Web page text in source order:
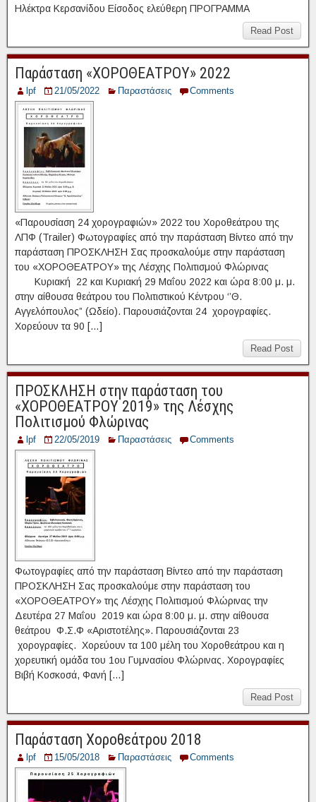
Ηλέκτρα Κερσανίδου Είσοδος ελεύθερη ΠΡΟΓΡΑΜΜΑ
Read Post
Παράσταση «ΧΟΡΟΘΕΑΤΡΟΥ» 2022
lpf 21/05/2022 Παραστάσεις Comments
«Παρουσίαση 24 χορογραφιών» 2022 του Χοροθεάτρου της
ΛΠΦ (Trailer) Φωτογραφίες από την παράσταση Βίντεο από την
παράσταση ΠΡΟΣΚΛΗΣΗ Σας προσκαλούμε στην παράσταση
του «ΧΟΡΟΘΕΑΤΡΟΥ» της Λέσχης Πολιτισμού Φλώρινας
Κυριακή 22 και Κυριακή 29 Μαΐου 2022 και ώρα 8:00 μ. μ.
στην αίθουσα θεάτρου του Πολιτιστικού Κέντρου ‘’Θ.
Αγγελόπουλος” (Ωδείο). Παρουσιάζονται 24 χορογραφίες.
Χορεύουν τα 90 […]
Read Post
ΠΡΟΣΚΛΗΣΗ στην παράσταση του
«ΧΟΡΟΘΕΑΤΡΟΥ 2019» της Λέσχης
Πολιτισμού Φλώρινας
lpf 22/05/2019 Παραστάσεις Comments
Φωτογραφίες από την παράσταση Βίντεο από την παράσταση
ΠΡΟΣΚΛΗΣΗ Σας προσκαλούμε στην παράσταση του
«ΧΟΡΟΘΕΑΤΡΟΥ» της Λέσχης Πολιτισμού Φλώρινας την
Δευτέρα 27 Μαΐου 2019 και ώρα 8:00 μ. μ. στην αίθουσα
θεάτρου Φ.Σ.Φ «Αριστοτέλης». Παρουσιάζονται 23
χορογραφίες. Χορεύουν τα 100 μέλη του Χοροθεάτρου και η
χορευτική ομάδα του 1ου Γυμνασίου Φλώρινας. Χορογραφίες
Βιβή Κοσκοσά, Φανή […]
Read Post
Παράσταση Χοροθεάτρου 2018
lpf 15/05/2018 Παραστάσεις Comments